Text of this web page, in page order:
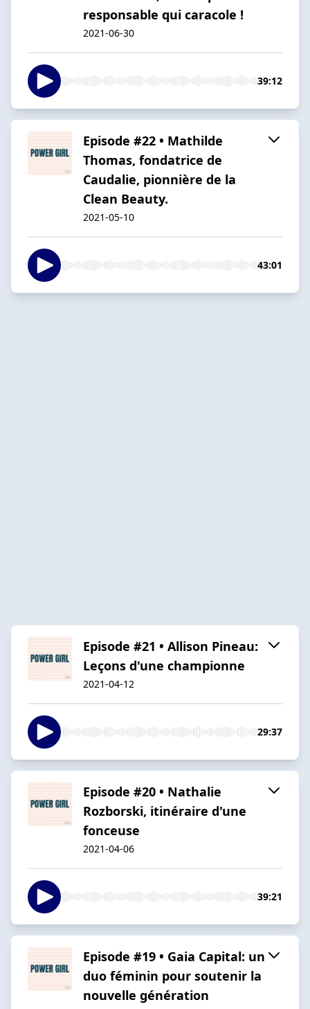
responsable qui caracole !
2021-06-30
39:12
Episode #22 • Mathilde
Thomas, fondatrice de
Caudalie, pionnière de la
Clean Beauty.
2021-05-10
43:01
Episode #21 • Allison Pineau:
Leçons d'une championne
2021-04-12
29:37
Episode #20 • Nathalie
Rozborski, itinéraire d'une
fonceuse
2021-04-06
39:21
Episode #19 • Gaia Capital: un
duo féminin pour soutenir la
nouvelle génération